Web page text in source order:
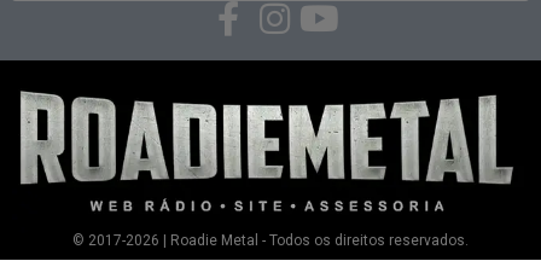
© 2017-2026 | Roadie Metal - Todos os direitos reservados.